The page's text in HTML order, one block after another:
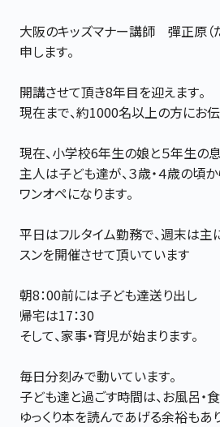
大阪のキッズマナー講師 彈正原（
申します。
開講させて頂き8年目を迎えます。
現在まで、約1000名以上の方にお伝
現在、小学校6年生の娘と５年生の
主人は子ども達が、３歳・４歳の頃
ワンオペになります。
平日はフルタイム勤務で、週末は主
スンを開催させて頂いています
朝8：00前には子ども達送り出し
帰宅は17：30
そして、家事・育児が始まります。
毎日分刻みで動いています。
子ども達と過ごす時間は、お風呂・
ゆっくり本を読んであげる余裕もあ